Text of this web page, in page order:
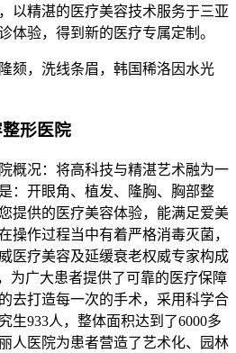
以精湛的医疗美容技术服务于三亚
体验，得到新的医疗专属定制。
颏，洗线条眉，韩国稀洛因水光
形医院
概况：将高科技与精湛艺术融为一
：开眼角、植发、隆胸、胸部整
提供的医疗美容体验，能满足爱美
操作过程当中有着严格消毒灭菌，
医疗美容及延缓衰老权威专家构成
为广大患者提供了可靠的医疗保障
去打造每一次的手术，采用科学合
生933人，整体面积达到了6000多
人医院为患者营造了艺术化、园林